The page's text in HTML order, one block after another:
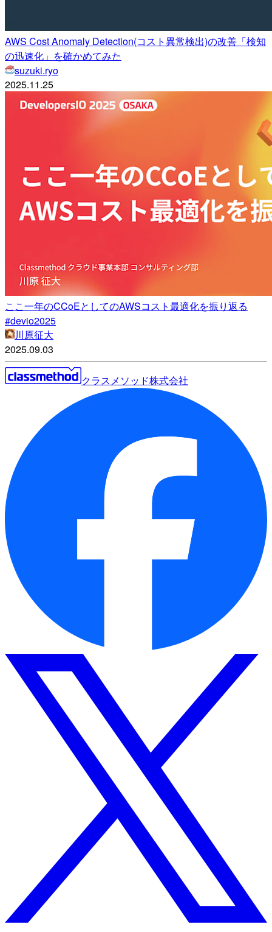
AWS Cost Anomaly Detection(コスト異常検出)の改善「検知
の迅速化」を確かめてみた
suzuki.ryo
2025.11.25
ここ一年のCCoEとしてのAWSコスト最適化を振り返る
#devio2025
川原征大
2025.09.03
クラスメソッド株式会社